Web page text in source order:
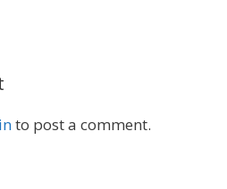
to post a comment.